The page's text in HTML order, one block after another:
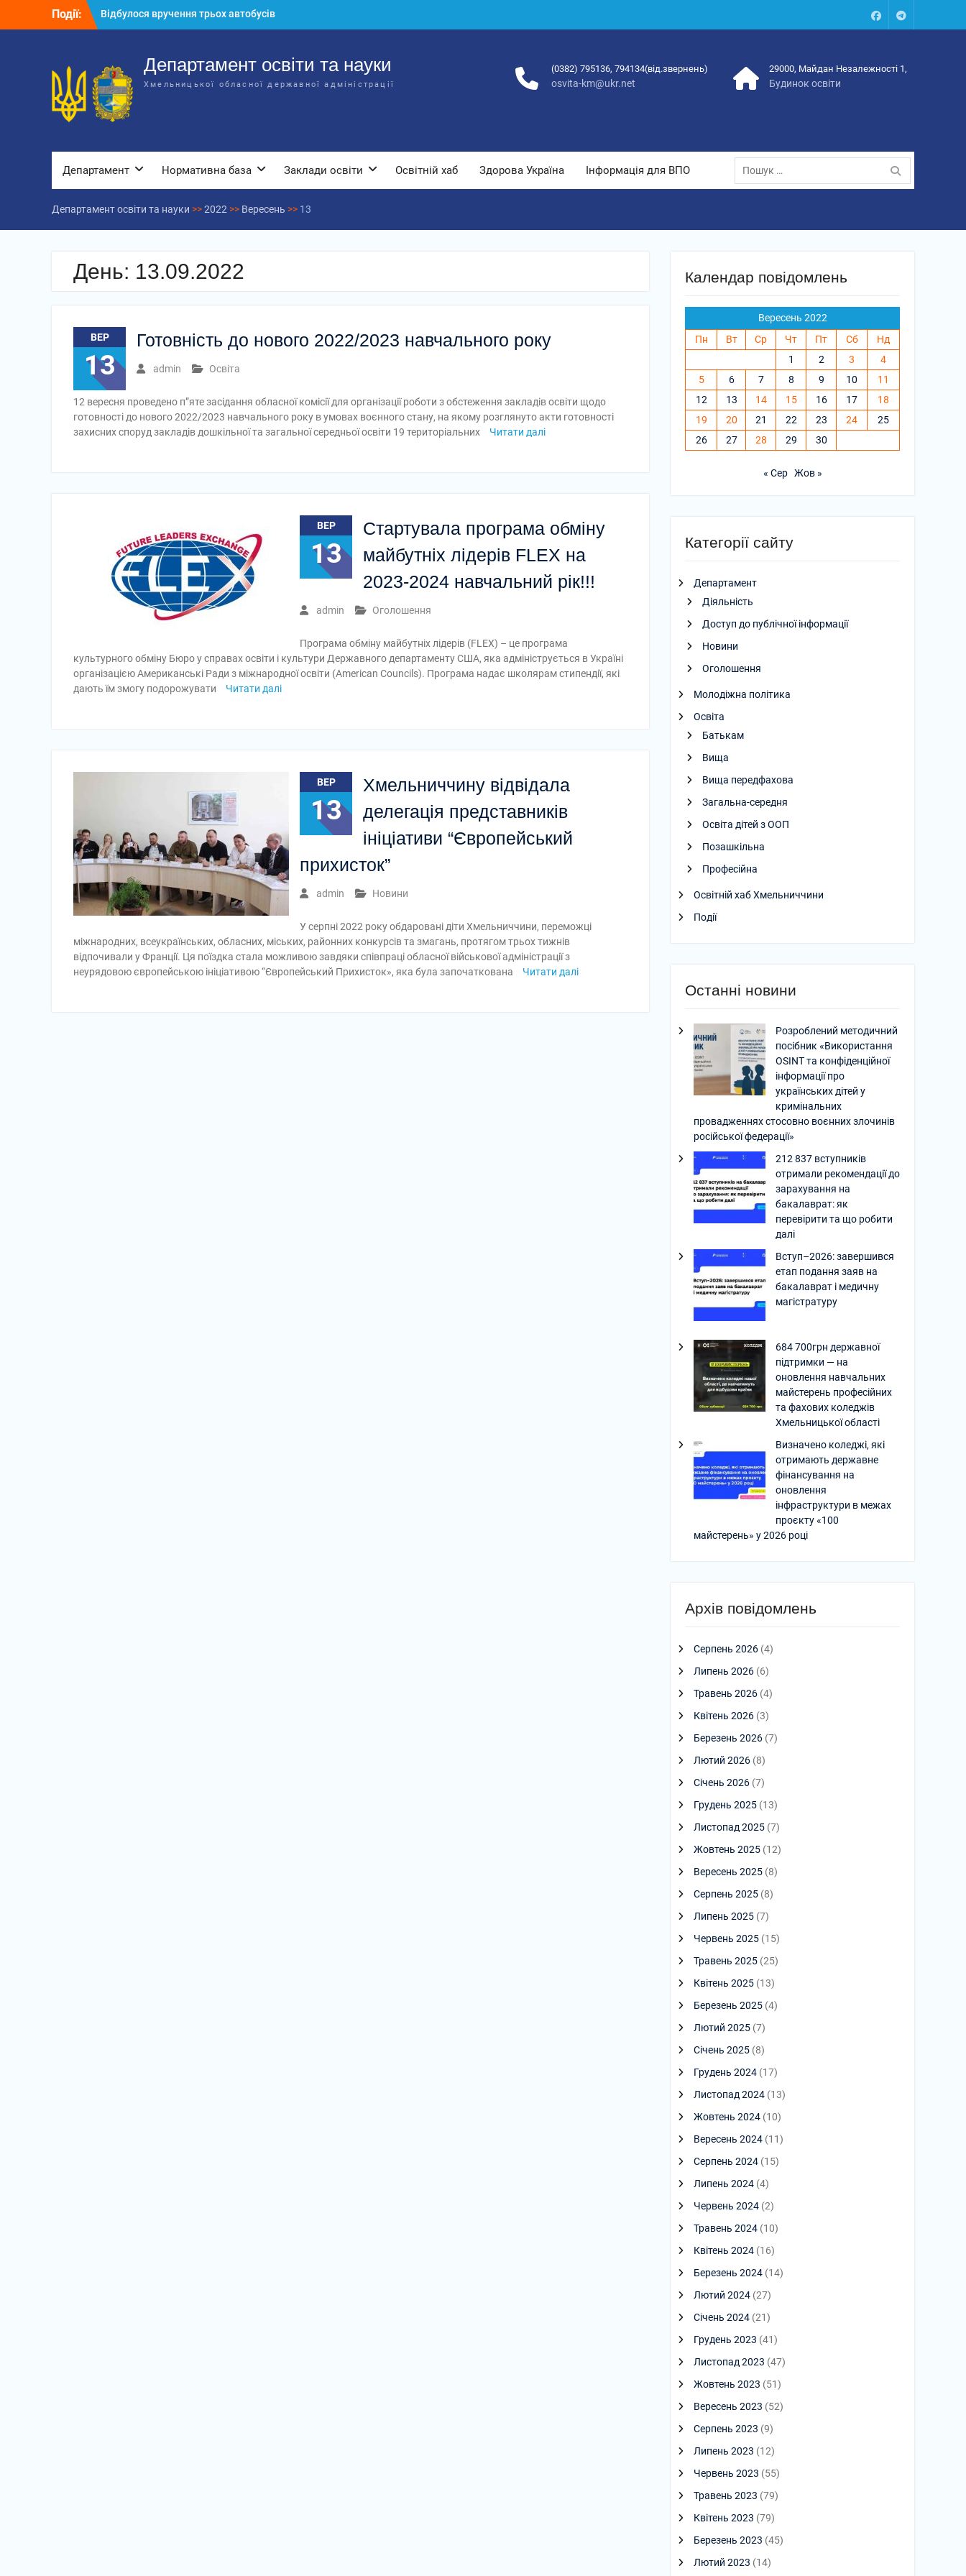
Події:
Відбулося вручення трьох автобусів
для потреб закладів освіти
Департаменту освіти та науки обласної
державної адміністрації
Відбулась обласна нарада для
відповідальних за національно-
патріотичне виховання
FacebookTalegram
Департамент освіти та науки
Хмельницької обласної державної адміністрації
(0382) 795136, 794134(від.звернень)
osvita-km@ukr.net
29000, Майдан Незалежності 1,
Будинок освіти
Департамент Нормативна база Заклади освіти Освітній хаб Здорова Україна Інформація для ВПО
Пошук:
Департамент освіти та науки >>2022 >> Вересень >> 13
День: 13.09.2022
ВЕР
13
Готовність до нового 2022/2023 навчального року
admin Освіта
12 вересня проведено п”яте засідання обласної комісії для організації роботи з обстеження закладів освіти щодо
готовності до нового 2022/2023 навчального року в умовах воєнного стану, на якому розглянуто акти готовності
захисних споруд закладів дошкільної та загальної середньої освіти 19 територіальних
Читати далі
ВЕР
13
Стартувала програма обміну
майбутніх лідерів FLEX на
2023-2024 навчальний рік!!!
admin Оголошення
Програма обміну майбутніх лідерів (FLEX) – це програма
культурного обміну Бюро у справах освіти і культури Державного департаменту США, яка адмініструється в Україні
організацією Американські Ради з міжнародної освіти (American Councils). Програма надає школярам стипендії, які
дають їм змогу подорожувати
Читати далі
ВЕР
13
Хмельниччину відвідала
делегація представників
ініціативи “Європейський
прихисток”
admin Новини
У серпні 2022 року обдаровані діти Хмельниччини, переможці
міжнародних, всеукраїнських, обласних, міських, районних конкурсів та змагань, протягом трьох тижнів
відпочивали у Франції. Ця поїздка стала можливою завдяки співпраці обласної військової адміністрації з
неурядовою європейською ініціативою “Європейський Прихисток», яка була започаткована
Читати далі
Календар повідомлень
Вересень 2022
Пн
Вт Ср Чт Пт Сб
Нд
1
2 3
4
5
6 7 8 9 10
11
12
13 14 15 16 17
18
19
20 21 22 23 24
25
26
27 28 29 30
« Сер Жов »
Категорії сайту
Департамент
Діяльність
Доступ до публічної інформації
Новини
Оголошення
Молодіжна політика
Освіта
Батькам
Вища
Вища передфахова
Загальна-середня
Освіта дітей з ООП
Позашкільна
Професійна
Освітній хаб Хмельниччини
Події
Останні новини
Розроблений методичний
посібник «Використання
OSINT та конфіденційної
інформації про
українських дітей у
кримінальних
провадженнях стосовно воєнних злочинів
російської федерації»
212 837 вступників
отримали рекомендації до
зарахування на
бакалаврат: як
перевірити та що робити
далі
Вступ–2026: завершився
етап подання заяв на
бакалаврат і медичну
магістратуру
684 700грн державної
підтримки — на
оновлення навчальних
майстерень професійних
та фахових коледжів
Хмельницької області
Визначено коледжі, які
отримають державне
фінансування на
оновлення
інфраструктури в межах
проєкту «100
майстерень» у 2026 році
Архів повідомлень
Серпень 2026 (4)
Липень 2026 (6)
Травень 2026 (4)
Квітень 2026 (3)
Березень 2026 (7)
Лютий 2026 (8)
Січень 2026 (7)
Грудень 2025 (13)
Листопад 2025 (7)
Жовтень 2025 (12)
Вересень 2025 (8)
Серпень 2025 (8)
Липень 2025 (7)
Червень 2025 (15)
Травень 2025 (25)
Квітень 2025 (13)
Березень 2025 (4)
Лютий 2025 (7)
Січень 2025 (8)
Грудень 2024 (17)
Листопад 2024 (13)
Жовтень 2024 (10)
Вересень 2024 (11)
Серпень 2024 (15)
Липень 2024 (4)
Червень 2024 (2)
Травень 2024 (10)
Квітень 2024 (16)
Березень 2024 (14)
Лютий 2024 (27)
Січень 2024 (21)
Грудень 2023 (41)
Листопад 2023 (47)
Жовтень 2023 (51)
Вересень 2023 (52)
Серпень 2023 (9)
Липень 2023 (12)
Червень 2023 (55)
Травень 2023 (79)
Квітень 2023 (79)
Березень 2023 (45)
Лютий 2023 (14)